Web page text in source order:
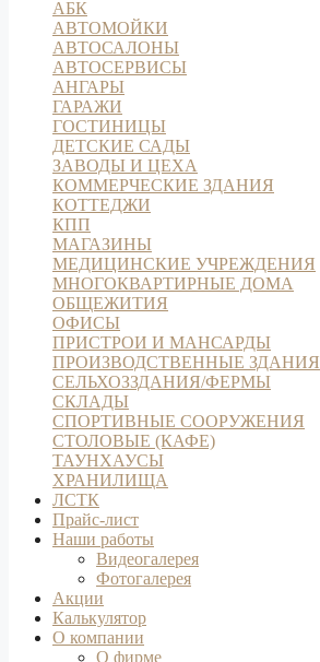
АБК
АВТОМОЙКИ
АВТОСАЛОНЫ
АВТОСЕРВИСЫ
АНГАРЫ
ГАРАЖИ
ГОСТИНИЦЫ
ДЕТСКИЕ САДЫ
ЗАВОДЫ И ЦЕХА
КОММЕРЧЕСКИЕ ЗДАНИЯ
КОТТЕДЖИ
КПП
МАГАЗИНЫ
МЕДИЦИНСКИЕ УЧРЕЖДЕНИЯ
МНОГОКВАРТИРНЫЕ ДОМА
ОБЩЕЖИТИЯ
ОФИСЫ
ПРИСТРОИ И МАНСАРДЫ
ПРОИЗВОДСТВЕННЫЕ ЗДАНИЯ
СЕЛЬХОЗЗДАНИЯ/ФЕРМЫ
СКЛАДЫ
СПОРТИВНЫЕ СООРУЖЕНИЯ
СТОЛОВЫЕ (КАФЕ)
ТАУНХАУСЫ
ХРАНИЛИЩА
ЛСТК
Прайс-лист
Наши работы
Видеогалерея
Фотогалерея
Акции
Калькулятор
О компании
О фирме